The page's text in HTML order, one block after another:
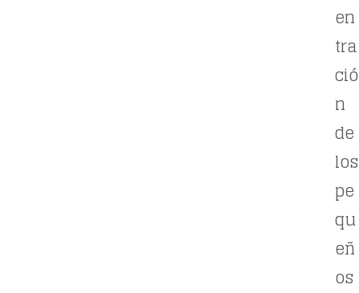
en
tra
ció
n
de
los
pe
qu
eñ
os